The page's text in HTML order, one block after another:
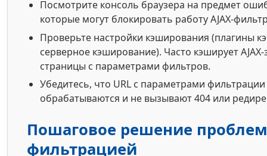
Посмотрите консоль браузера на предмет
которые могут блокировать работу AJAX-
Проверьте настройки кэширования (плагины
серверное кэширование). Часто кэширует
страницы с параметрами фильтров.
Убедитесь, что URL с параметрами
обрабатываются и не вызывают 404 или
Пошаговое решение
фильтрацией